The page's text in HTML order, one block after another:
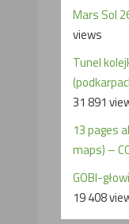
Mars Sol
views
Tunel
31 891
13 pages
maps) –
GOBI-
19 408